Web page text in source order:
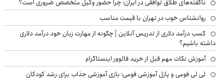
ناگفته‌های طلاق توافقی در ایران؛ چرا حضور وکیل متخصص ضروری است؟
روانشناس خوب در تهران با قیمت مناسب
کسب درآمد دلاری از تدریس آنلاین | چگونه از مهارت زبان خود درآمد دلاری
داشته باشیم؟
آموزش نکات مهم قبل از خرید فالوور اینستاگرام
لی لی فومی و پازل آموزشی فومی؛ بازی آموزشی جذاب برای رشد کودکان